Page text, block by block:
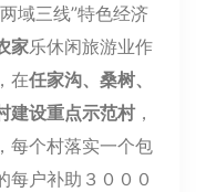
域三线”特色经济
家乐休闲旅游业作
在任家沟、桑树、
建设重点示范村，
每个村落实一个包
每户补助３０００